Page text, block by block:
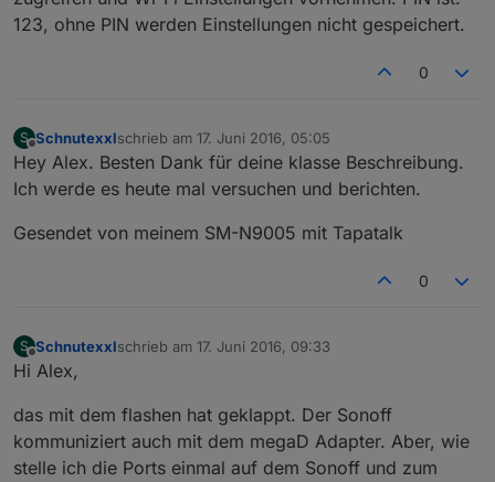
123, ohne PIN werden Einstellungen nicht gespeichert.
0
S
Offline
Schnutexxlschrieb am 17. Juni 2016, 05:05
zuletzt editiert von
Hey Alex. Besten Dank für deine klasse Beschreibung.
Ich werde es heute mal versuchen und berichten.
Gesendet von meinem SM-N9005 mit Tapatalk
0
S
Offline
Schnutexxlschrieb am 17. Juni 2016, 09:33
zuletzt editiert von
Hi Alex,
das mit dem flashen hat geklappt. Der Sonoff
kommuniziert auch mit dem megaD Adapter. Aber, wie
stelle ich die Ports einmal auf dem Sonoff und zum